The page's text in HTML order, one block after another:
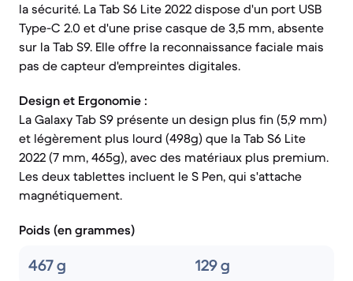
la sécurité. La Tab S6 Lite 2022 dispose d'un port USB
Type-C 2.0 et d'une prise casque de 3,5 mm, absente
sur la Tab S9. Elle offre la reconnaissance faciale mais
pas de capteur d'empreintes digitales.
Design et Ergonomie :
La Galaxy Tab S9 présente un design plus fin (5,9 mm)
et légèrement plus lourd (498g) que la Tab S6 Lite
2022 (7 mm, 465g), avec des matériaux plus premium.
Les deux tablettes incluent le S Pen, qui s'attache
magnétiquement.
Poids (en grammes)
467 g 129 g